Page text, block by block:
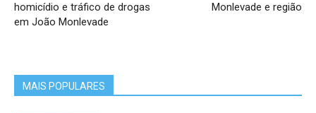
homicídio e tráfico de drogas
em João Monlevade
Monlevade e região
MAIS POPULARES